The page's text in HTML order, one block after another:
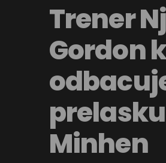
Trener
Gordon
Minhen